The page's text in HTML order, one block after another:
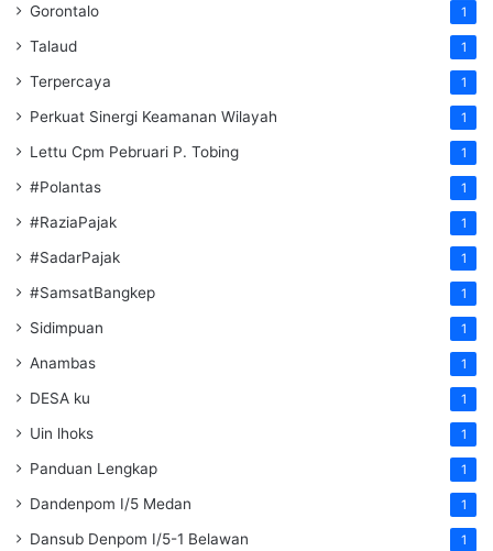
Gorontalo 1
Talaud 1
Terpercaya 1
Perkuat Sinergi Keamanan Wilayah 1
Lettu Cpm Pebruari P. Tobing 1
#Polantas 1
#RaziaPajak 1
#SadarPajak 1
#SamsatBangkep 1
Sidimpuan 1
Anambas 1
DESA ku 1
Uin lhoks 1
Panduan Lengkap 1
Dandenpom I/5 Medan 1
Dansub Denpom I/5-1 Belawan 1